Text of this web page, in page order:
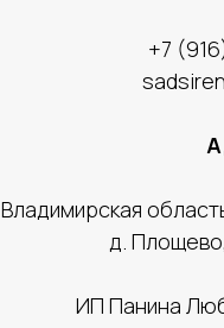
​+7
​Владимирская
д.
ИП Панина